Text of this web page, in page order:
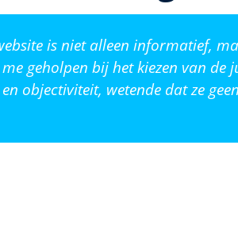
is niet alleen informatief,
geholpen bij het kiezen van de
objectiviteit, wetende dat ze